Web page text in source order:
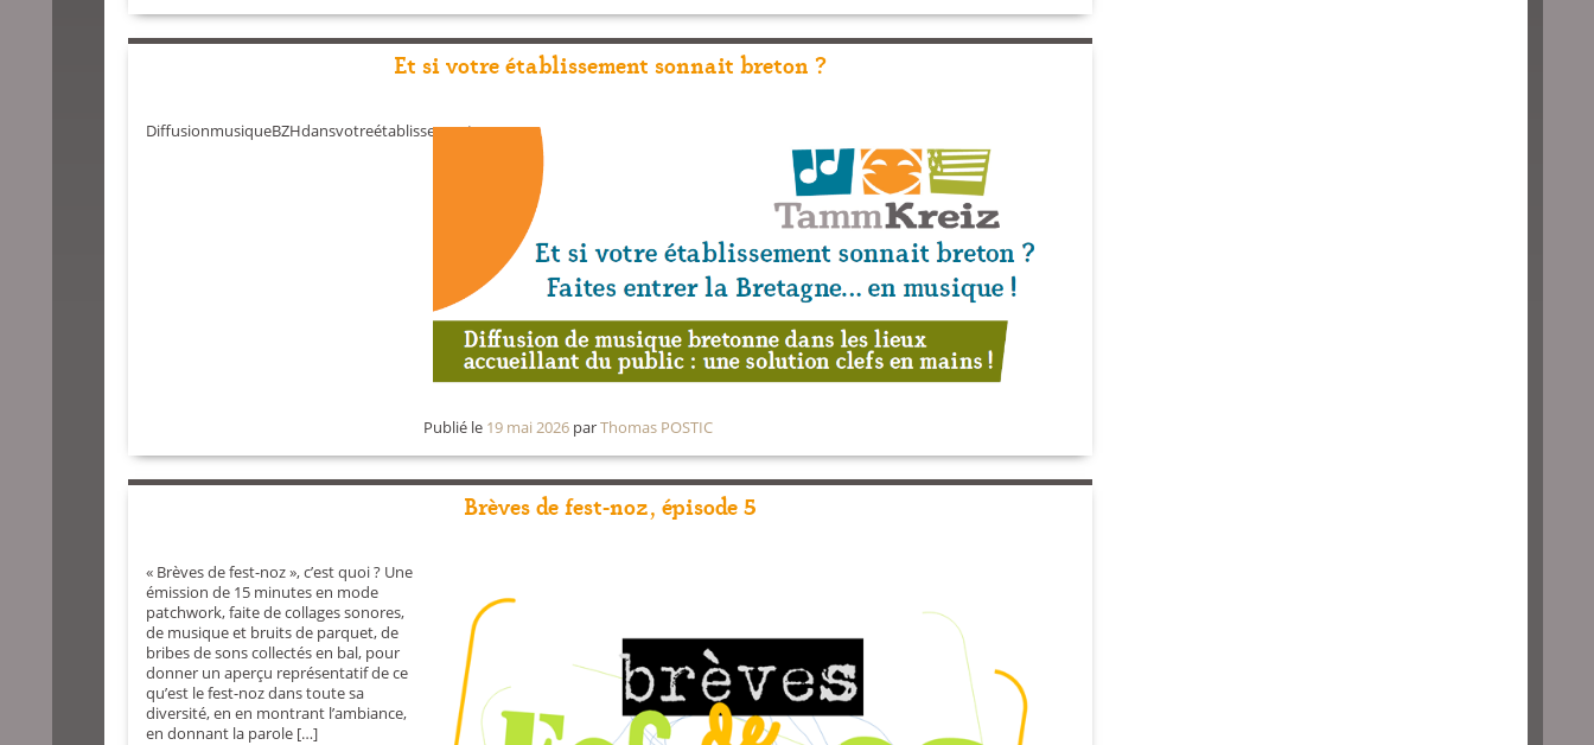
Et si votre établissement sonnait breton ?
DiffusionmusiqueBZHdansvotreétablissement
Publié le 19 mai 2026 parThomas POSTIC
Brèves de fest-noz, épisode 5
« Brèves de fest-noz », c’est quoi ? Une
émission de 15 minutes en mode
patchwork, faite de collages sonores,
de musique et bruits de parquet, de
bribes de sons collectés en bal, pour
donner un aperçu représentatif de ce
qu’est le fest-noz dans toute sa
diversité, en en montrant l’ambiance,
en donnant la parole […]